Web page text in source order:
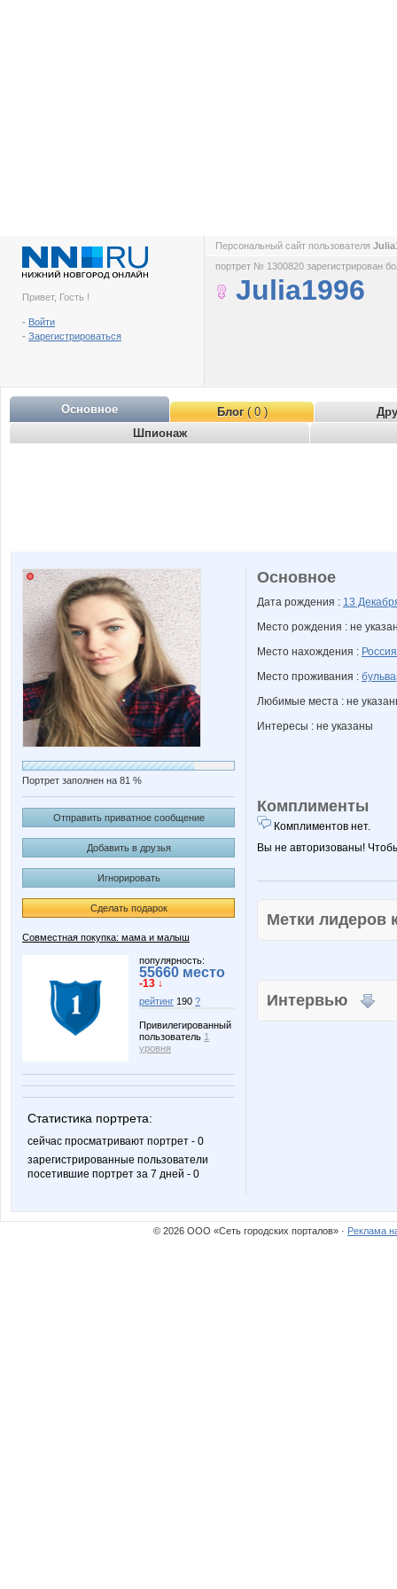
Привет, Гость !
- Войти
- Зарегистрироваться
Персональный сайт пользователя
портрет № 1300820 зарегистрирован
Julia1996
Основное Блог( 0 )
Шпионаж
Портрет заполнен на 81 %
Отправить приватное сообщение
Добавить в друзья
Игнорировать
Сделать подарок
Совместная покупка: мама и малыш
популярность:
55660 место
-13 ↓
рейтинг 190 ?
Привилегированный
пользователь 1
уровня
Статистика портрета:
сейчас просматривают портрет - 0
зарегистрированные пользователи
посетившие портрет за 7 дней - 0
Основное
Дата рождения : 13
Место рождения : не
Место нахождения : Россия
Место проживания :
Любимые места : не
Интересы : не указаны
Комплименты
Комплиментов нет.
Вы не авторизованы!
Метки
Интервью
© 2026 ООО «Сеть городских порталов» · Реклама